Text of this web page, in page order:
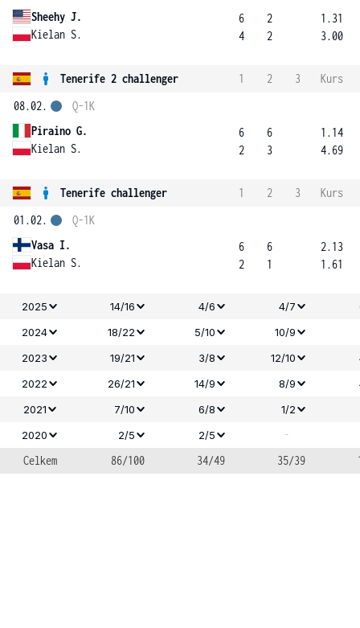
Sheehy J.
Kielan S.
6
4
2
2
1.31
3.00
Tenerife 2 challenger 1 2 3
Kurs
08.02.
Piraino G.
Kielan S.
Q-1K
6
2
6
3
1.14
4.69
Tenerife challenger 1 2 3
Kurs
01.02.
Vasa I.
Kielan S.
Q-1K
6
2
6
1
2.13
1.61
2025 14/16 4/6 4/7
2024
18/22 5/10 10/9
2023
19/21 3/8 12/10
2022
26/21 14/9 8/9
2021
7/10 6/8
1/2
2020
2/5 2/5
-
Celkem
86/100 34/49 35/39